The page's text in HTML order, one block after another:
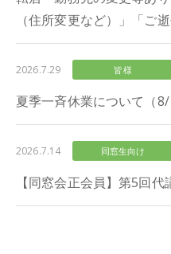
（住所変更など）」「ご
2026.7.29 皆様
夏季一斉休業について（8/
2026.7.14 同窓生向け
【同窓会正会員】第5回